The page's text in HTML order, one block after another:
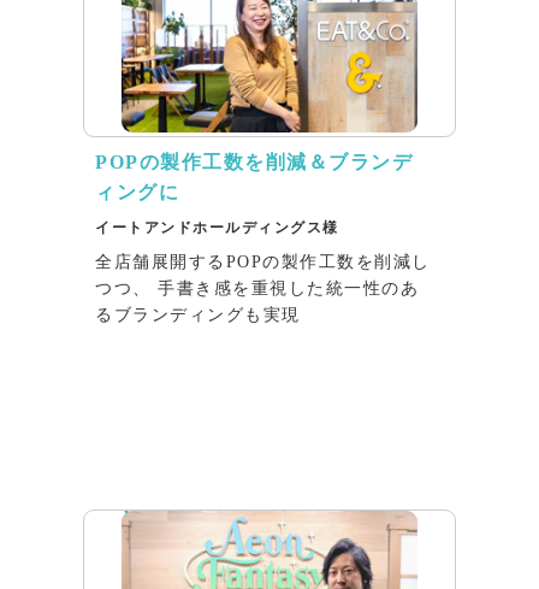
POPの製作工数を削減＆ブランデ
ィングに
イートアンドホールディングス様
全店舗展開するPOPの製作工数を削減し
つつ、 手書き感を重視した統一性のあ
るブランディングも実現